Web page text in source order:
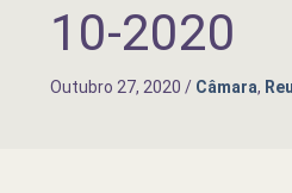
10-2020
Outubro 27, 2020 / Câmara,